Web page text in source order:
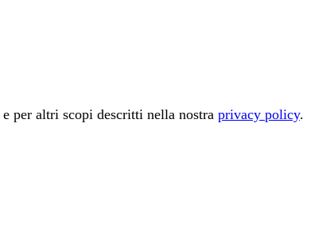
per altri scopi descritti nella nostra privacy policy.